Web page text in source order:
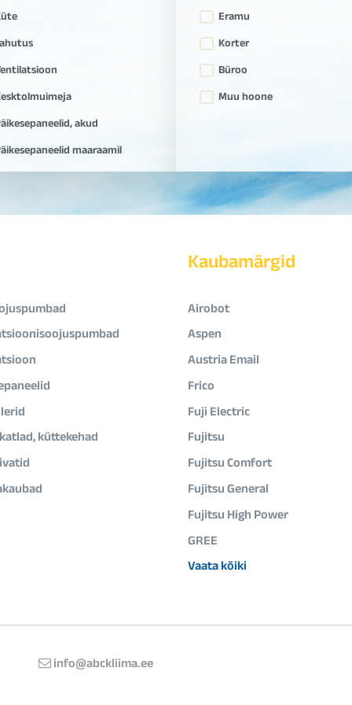
akud
maaraamil
Eramu
Korter
Büroo
Muu hoone
küttekehad
Kaubamärgid
Airobot
Aspen
Austria Email
Frico
Fuji Electric
Fujitsu
Fujitsu Comfort
Fujitsu General
Fujitsu High Power
GREE
Vaata kõiki
info@abckliima.ee